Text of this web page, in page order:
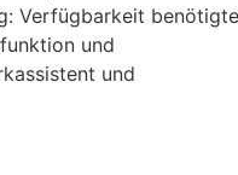
Verfügbarkeit
und
und